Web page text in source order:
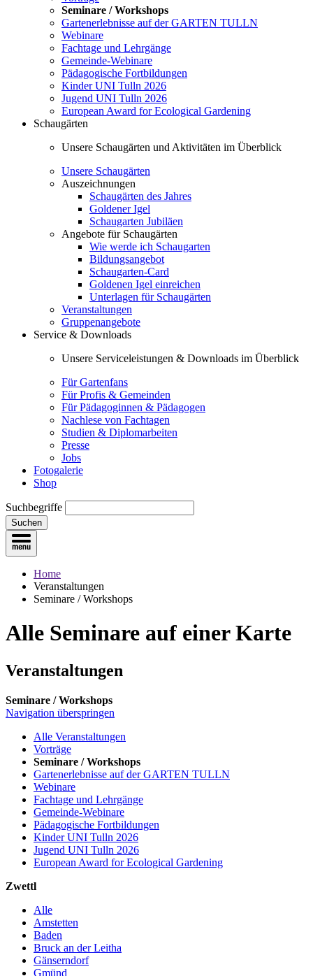
Seminare / Workshops
Gartenerlebnisse auf der GARTEN TULLN
Webinare
Fachtage und Lehrgänge
Gemeinde-Webinare
Pädagogische Fortbildungen
Kinder UNI Tulln 2026
Jugend UNI Tulln 2026
European Award for Ecological Gardening
Schaugärten
Unsere Schaugärten und Aktivitäten im Überblick
Unsere Schaugärten
Auszeichnungen
Schaugärten des Jahres
Goldener Igel
Schaugarten Jubiläen
Angebote für Schaugärten
Wie werde ich Schaugarten
Bildungsangebot
Schaugarten-Card
Goldenen Igel einreichen
Unterlagen für Schaugärten
Veranstaltungen
Gruppenangebote
Service & Downloads
Unsere Serviceleistungen & Downloads im Überblick
Für Gartenfans
Für Profis & Gemeinden
Für Pädagoginnen & Pädagogen
Nachlese von Fachtagen
Studien & Diplomarbeiten
Presse
Jobs
Fotogalerie
Shop
Suchbegriffe
Suchen
Home
Veranstaltungen
Seminare / Workshops
Alle Seminare auf einer Karte
Veranstaltungen
Seminare / Workshops
Navigation überspringen
Alle Veranstaltungen
Vorträge
Seminare / Workshops
Gartenerlebnisse auf der GARTEN TULLN
Webinare
Fachtage und Lehrgänge
Gemeinde-Webinare
Pädagogische Fortbildungen
Kinder UNI Tulln 2026
Jugend UNI Tulln 2026
European Award for Ecological Gardening
Zwettl
Alle
Amstetten
Baden
Bruck an der Leitha
Gänserndorf
Gmünd